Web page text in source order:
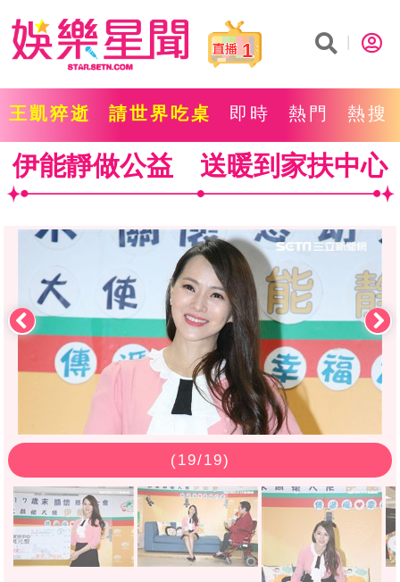
1
王凱猝逝 請世界吃桌 即時 熱門 熱搜
伊能靜做公益 送暖到家扶中心
(19/19)